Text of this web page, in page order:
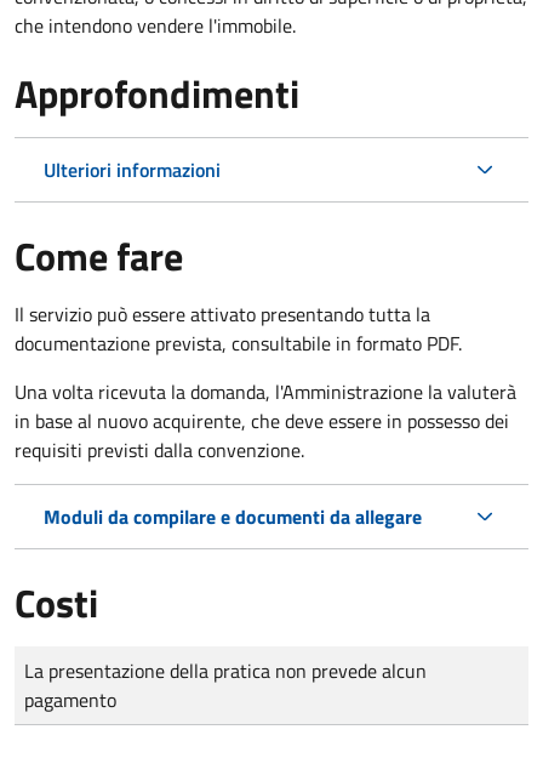
che intendono vendere l'immobile.
Approfondimenti
Ulteriori informazioni
Come fare
Il servizio può essere attivato presentando tutta la
documentazione prevista, consultabile in formato PDF.
Una volta ricevuta la domanda, l'Amministrazione la valuterà
in base al nuovo acquirente, che deve essere in possesso dei
requisiti previsti dalla convenzione.
Moduli da compilare e documenti da allegare
Costi
Tipo di pagamento
Importo
La presentazione della pratica non prevede alcun
pagamento